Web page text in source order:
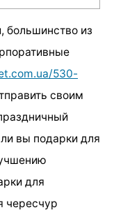
большинство из
530-
своим
вы подарки для
для
чересчур